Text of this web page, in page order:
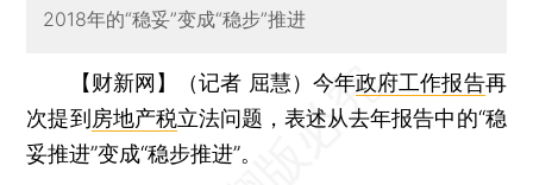
2018年的“稳妥”变成“稳步”推进
【财新网】（记者 屈慧） 今年政府工作报告再
次提到 房地产税立法问题，表述从去年报告中的“稳
妥推进”变成“稳步推进”。